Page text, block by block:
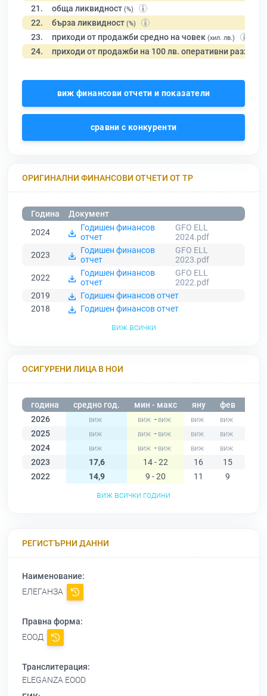
21. обща ликвидност (%)
22. бърза ликвидност (%)
23. приходи от продажби средно на човек (хил. лв.)
24. приходи от продажби на 100 лв. оперативни разходи
виж финансови отчети и показатели
сравни с конкуренти
ОРИГИНАЛНИ ФИНАНСОВИ ОТЧЕТИ ОТ ТР
Година
Документ
2024
Годишен финансов
отчет
GFO ELL
2024.pdf
2023
Годишен финансов
отчет
GFO ELL
2023.pdf
2022
Годишен финансов
отчет
GFO ELL
2022.pdf
2019
Годишен финансов отчет
2018
Годишен финансов отчет
виж всички
ОСИГУРЕНИ ЛИЦА В НОИ
година средно год. мин - макс яну фев
2026
-
2025
-
2024
-
2023
17,6 14 - 22 16 15
2022
14,9 9 - 20 11 9
виж всички години
РЕГИСТЪРНИ ДАННИ
Наименование:
ЕЛЕГАНЗА
Правна форма:
ЕООД
Транслитерация:
ELEGANZA EOOD